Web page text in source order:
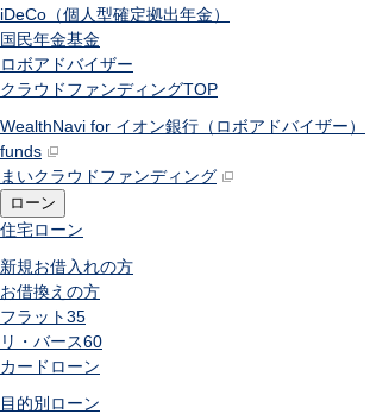
iDeCo（個人型確定拠出年金）
国民年金基金
ロボアドバイザー
クラウドファンディングTOP
WealthNavi for イオン銀行（ロボアドバイザー）
funds
まいクラウドファンディング
ローン
住宅ローン
新規お借入れの方
お借換えの方
フラット35
リ・バース60
カードローン
目的別ローン